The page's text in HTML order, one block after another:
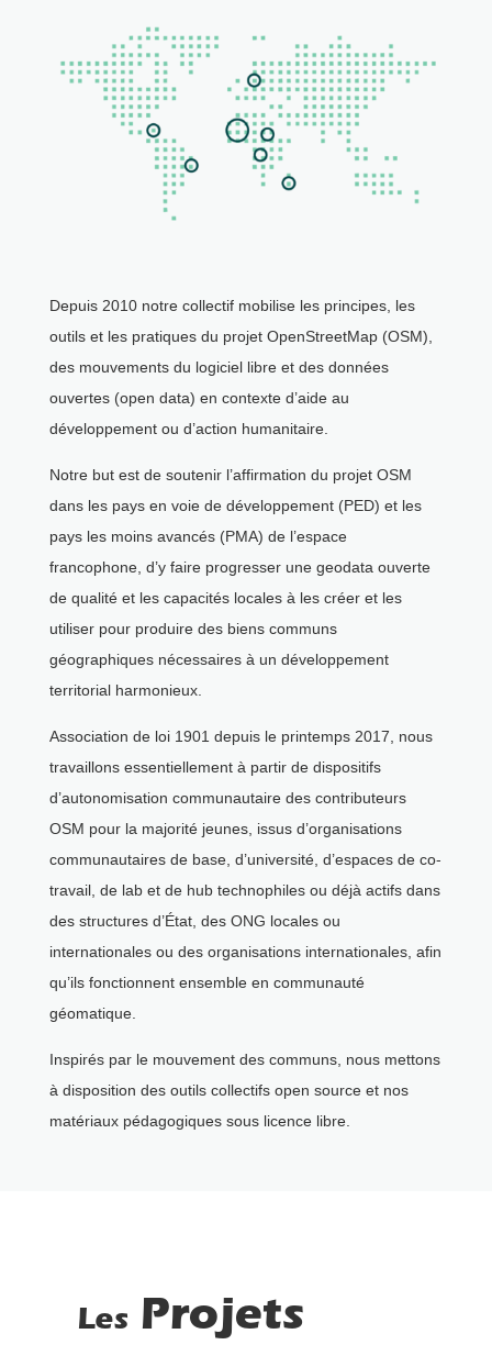
Depuis 2010 notre collectif mobilise les principes, les
outils et les pratiques du projet OpenStreetMap (OSM),
des mouvements du logiciel libre et des données
ouvertes (open data) en contexte d’aide au
développement ou d’action humanitaire.
Notre but est de soutenir l’affirmation du projet OSM
dans les pays en voie de développement (PED) et les
pays les moins avancés (PMA) de l’espace
francophone, d’y faire progresser une geodata ouverte
de qualité et les capacités locales à les créer et les
utiliser pour produire des biens communs
géographiques nécessaires à un développement
territorial harmonieux.
Association de loi 1901 depuis le printemps 2017, nous
travaillons essentiellement à partir de dispositifs
d’autonomisation communautaire des contributeurs
OSM pour la majorité jeunes, issus d’organisations
communautaires de base, d’université, d’espaces de co-
travail, de lab et de hub technophiles ou déjà actifs dans
des structures d’État, des ONG locales ou
internationales ou des organisations internationales, afin
qu’ils fonctionnent ensemble en communauté
géomatique.
Inspirés par le mouvement des communs, nous mettons
à disposition des outils collectifs open source et nos
matériaux pédagogiques sous licence libre.
Les Projets